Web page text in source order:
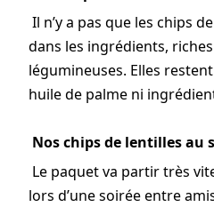
Il n’y a pas que les chips
dans les ingrédients,
légumineuses. Elles
huile de palme ni
Nos chips de lentilles au
Le paquet va partir très
lors d’une soirée entre